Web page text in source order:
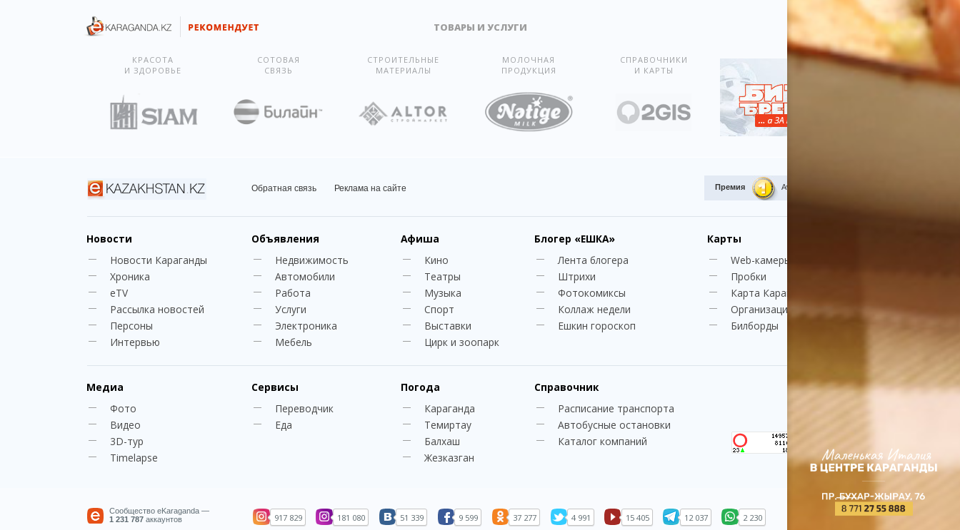
ТОВАРЫ И УСЛУГИ
КРАСОТА
И ЗДОРОВЬЕ
СОТОВАЯ
СВЯЗЬ
СТРОИТЕЛЬНЫЕ
МАТЕРИАЛЫ
МОЛОЧНАЯ
ПРОДУКЦИЯ
СПРАВОЧНИКИ
И КАРТЫ
Обратная связь Реклама на сайте Премия Award.kz 2015.
Новости
Новости Караганды
Хроника
eTV
Рассылка новостей
Персоны
Интервью
Объявления
Недвижимость
Автомобили
Работа
Услуги
Электроника
Мебель
Афиша
Кино
Театры
Музыка
Спорт
Выставки
Цирк и зоопарк
Блогер «ЕШКА»
Лента блогера
Штрихи
Фотокомиксы
Коллаж недели
Ешкин гороскоп
Карты
Web-камеры
Пробки
Карта Караганды
Организации
Билборды
Медиа
Фото
Видео
3D-тур
Timelapse
Сервисы
Переводчик
Еда
Погода
Караганда
Темиртау
Балхаш
Жезказган
Справочник
Расписание транспорта
Автобусные остановки
Каталог компаний
Сообщество eKaraganda —
1 231 787 аккаунтов 917 829 181 080 51 339 9 599 37 277 4 991 15 405 12 037 2 230